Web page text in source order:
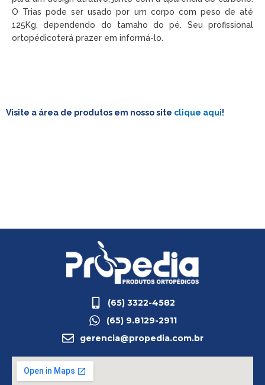
O Trias pode ser usado por um corpo com peso de até
125Kg, dependendo do tamaho do pé. Seu profissional
ortopédicoterá prazer em informá-lo.
Visite a área de produtos em nosso site clique aqui!
(65) 3322-4582
(65) 9.8129-2911
gerencia@propedia.com.br